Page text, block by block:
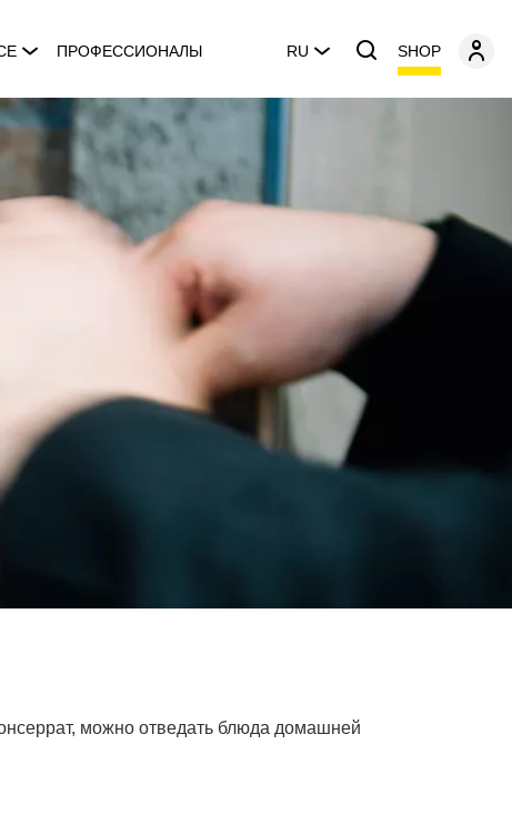
ПРОФЕССИОНАЛЫ RU SHOP
можно отведать блюда домашней